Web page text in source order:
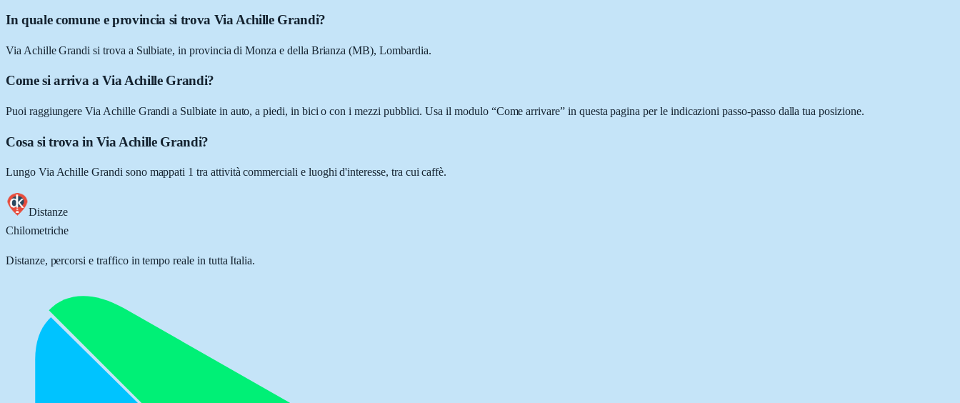
In quale comune e provincia si trova Via Achille Grandi?
Via Achille Grandi si trova a Sulbiate, in provincia di Monza e della Brianza (MB), Lombardia.
Come si arriva a Via Achille Grandi?
Puoi raggiungere Via Achille Grandi a Sulbiate in auto, a piedi, in bici o con i mezzi pubblici. Usa il modulo “Come arrivare” in questa pagina per le indicazioni passo-passo dalla tua posizione.
Cosa si trova in Via Achille Grandi?
Lungo Via Achille Grandi sono mappati 1 tra attività commerciali e luoghi d'interesse, tra cui caffè.
Distanze
Chilometriche
Distanze, percorsi e traffico in tempo reale in tutta Italia.